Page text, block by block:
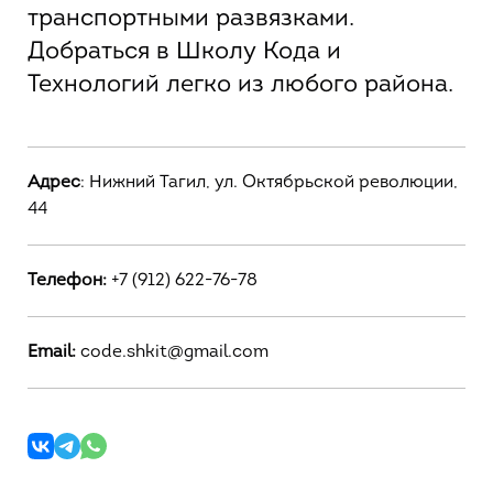
транспортными развязками.
Добраться в Школу Кода и
Технологий легко из любого района.
Адрес: Нижний Тагил, ул. Октябрьской революции,
44
Телефон: +7 (912) 622-76-78
Email: code.shkit@gmail.com